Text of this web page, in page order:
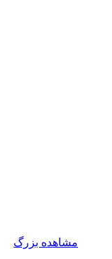
مشاهده بزرگ